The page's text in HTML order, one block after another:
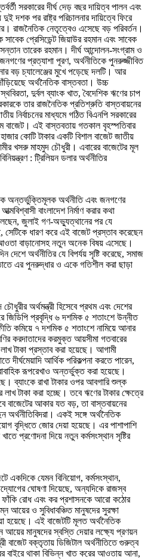
সরকারের দীর্ঘ দেড় বছর দায়িত্ব পালন এবং
দশক পর রাষ্ট্র পরিচালনার দায়িত্বে ফিরে
রাজনৈতিক নেতৃত্বেও এসেছে বড় পরিবর্তন।
প্রেসিডেন্ট জিয়াউর রহমান এবং সাবেক
সন্তান তারেক রহমান। দীর্ঘ আন্দোলন-সংগ্রাম ও
প্রত্যাশা পূরণ, অর্থনীতিকে পুনরুজ্জীবিত
বড় চ্যালেঞ্জের মুখে পড়েছে দলটি। আর
অর্থনৈতিক বাস্তবতা। উচ্চ
দুর্বল ব্যাংক খাত, বৈদেশিক ঋণের চাপ
তার রাজনৈতিক প্রতিশ্রুতি বাস্তবায়নের
নির্বাচনের মাধ্যমে গঠিত বিএনপি সরকারের
বাজেট। এই বাস্তবতায় গতকাল বৃহস্পতিবার
কোটি টাকার একটি বিশাল বাজেট জাতীয়
খসরু মাহমুদ চৌধুরী। এবারের বাজেটের মূল
: ট্রিলিয়ন ডলার অর্থনীতির
অন্তর্ভুক্তিমূলক অর্থনীতি এবং জনগণের
বাংলাদেশ নির্মাণ করার কথা
জুলাই গণ-অভ্যুত্থানের পর যে
সেটিকে ধারণ করে এই বাজেট প্রস্তাব করেছেন
বাড়ানোসহ নতুন অনেক বিষয় এসেছে।
দেশে অর্থনীতির যে বিপর্যয় সৃষ্টি করেছে, সমাজ
এর পুনরুদ্ধার ও একে গতিশীল করা ছাড়া
অর্থমন্ত্রী হিসেবে প্রথম এবং দেশের
জিডিপি প্রবৃদ্ধি ৬ দশমিক ৫ শতাংশে উন্নীত
কমিয়ে ৭ দশমিক ৫ শতাংশে নামিয়ে আনার
করদাতাদের করমুক্ত আয়সীমা গতবারের
টাকা প্রস্তাব করা হয়েছে। আগামী
দীর্ঘমেয়াদি আর্থিক পরিকল্পনা করতে পারেন,
রূপরেখাও অন্তর্ভুক্ত করা হয়েছে।
ব্যাংকে রাখা টাকার ওপর আবগারি শুল্ক
লাখ টাকা করা হচ্ছে। তবে ঋণের টাকার ক্ষেত্রে
আকার যত বড়, তা বাস্তবায়নের
অর্থনীতিবিদরা। একই সঙ্গে অর্থনৈতিক
বৃদ্ধিতে জোর দেয়া হয়েছে। এর পাশাপাশি
প্রণোদনা দিয়ে নতুন কর্মসংস্থান সৃষ্টির
একদিকে যেমন বিনিয়োগ, কর্মসংস্থান,
ঘোষণা দিয়েছে, অন্যদিকে রাজস্ব
রোধ এবং কর প্রশাসনকে আরো কঠোর
আয়ের ও সুবিধাবঞ্চিত মানুষদের সুরক্ষা
হয়েছে। এই বাজেটটি মূলত অর্থনৈতিক
আয়ের মানুষদের স্বস্তি দেয়ার লক্ষ্যে প্রণয়ন
বাজেট বক্তৃতায় ডিজিটাল অর্থনীতিতে গুরুত্ব
বাইরে থাকা বিভিন্ন খাত করের আওতায় আনা,